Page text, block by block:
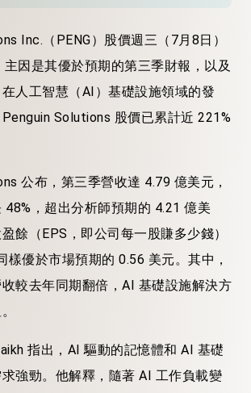
Inc.（PENG）股價週三（7月8日）
因是其優於預期的第三季財報，以及
人工智慧（AI）基礎設施領域的發
Solutions 股價已累計近 221%
公布，第三季營收達 4.79 億美元，
48%，超出分析師預期的 4.21 億美
餘（EPS，即公司每一股賺多少錢）
樣優於市場預期的 0.56 美元。其中，
較去年同期翻倍，AI 基礎設施解決方
指出，AI 驅動的記憶體和 AI 基礎
強勁。他解釋，隨著 AI 工作負載變